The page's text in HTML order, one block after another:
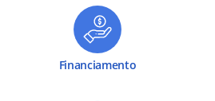
Financiamento